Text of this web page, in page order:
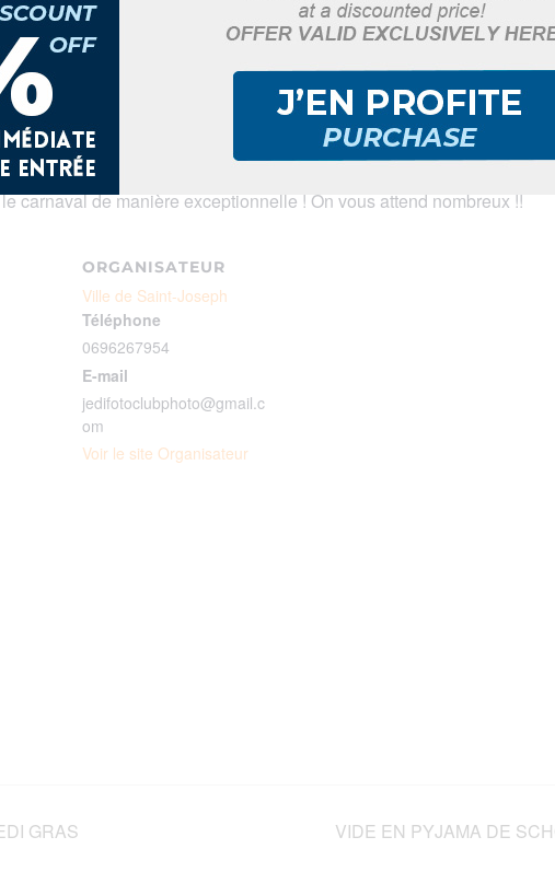
! Du samedi 1er au mercredi 5 mars 2025, rejoignez-nous
et vibrantes organisées par l’association Goureau Zéro
Flow
carnaval de manière exceptionnelle ! On vous attend nombreux !!
ORGANISATEUR
Ville de Saint-Joseph
Téléphone
0696267954
E-mail
jedifotoclubphoto@gmail.c
om
Voir le site Organisateur
GRAS VIDE EN PYJAMA DE